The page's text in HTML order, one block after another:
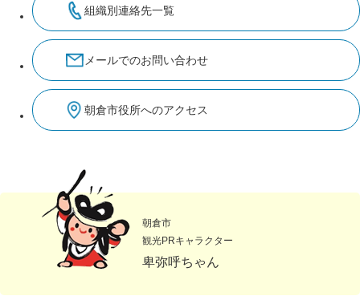
組織別連絡先一覧
メールでのお問い合わせ
朝倉市役所へのアクセス
朝倉市
観光PRキャラクター
卑弥呼ちゃん